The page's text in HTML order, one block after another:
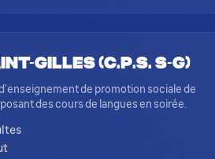
Gilles (C.P.S. S-G)
de promotion sociale de
des cours de langues en soirée.